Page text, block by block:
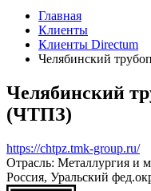
Главная
Клиенты
Клиенты Directum
Челябинский
Челябинский
(ЧТПЗ)
https://chtpz.tmk-group.ru/
Отрасль: Металлургия и
Россия, Уральский